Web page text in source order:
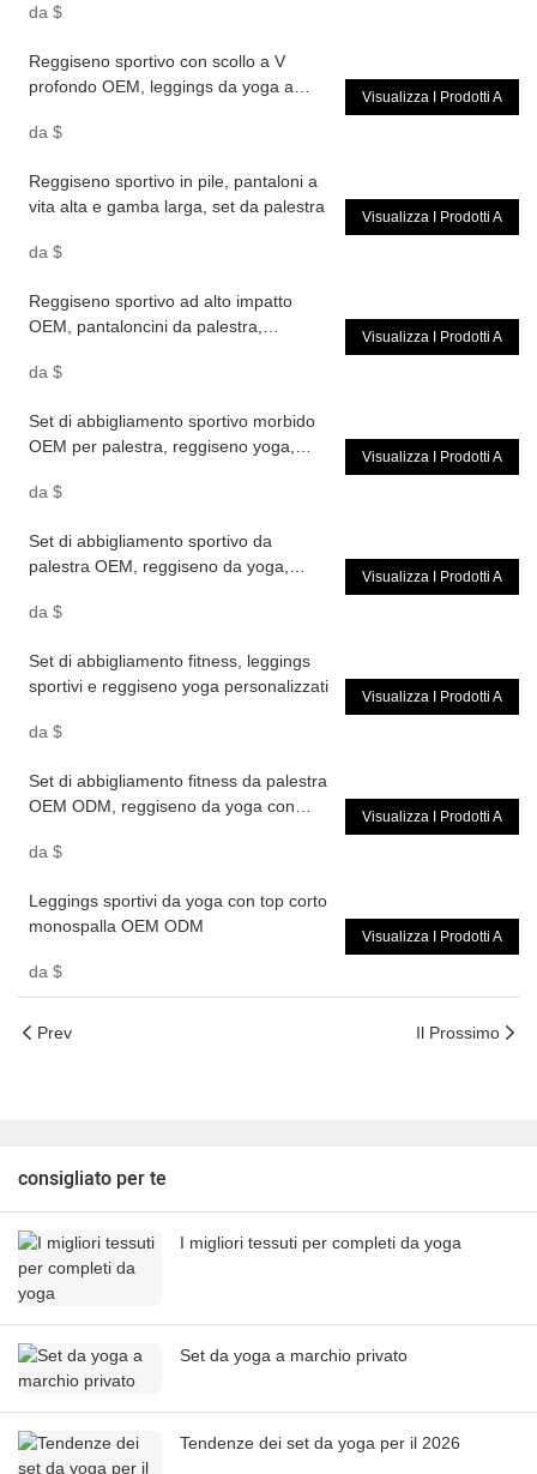
da $
Reggiseno sportivo con scollo a V
profondo OEM, leggings da yoga a
da $
Visualizza I Prodotti A
Reggiseno sportivo in pile, pantaloni a
vita alta e gamba larga, set da palestra
da $
Visualizza I Prodotti A
Reggiseno sportivo ad alto impatto
OEM, pantaloncini da palestra,
da $
Visualizza I Prodotti A
Set di abbigliamento sportivo morbido
OEM per palestra, reggiseno yoga,
da $
Visualizza I Prodotti A
Set di abbigliamento sportivo da
palestra OEM, reggiseno da yoga,
da $
Visualizza I Prodotti A
Set di abbigliamento fitness, leggings
sportivi e reggiseno yoga personalizzati
da $
Visualizza I Prodotti A
Set di abbigliamento fitness da palestra
OEM ODM, reggiseno da yoga con
da $
Visualizza I Prodotti A
Leggings sportivi da yoga con top corto
monospalla OEM ODM
da $
Visualizza I Prodotti A
Prev Il Prossimo
consigliato per te
I migliori tessuti per completi da yoga
Set da yoga a marchio privato
Tendenze dei set da yoga per il 2026